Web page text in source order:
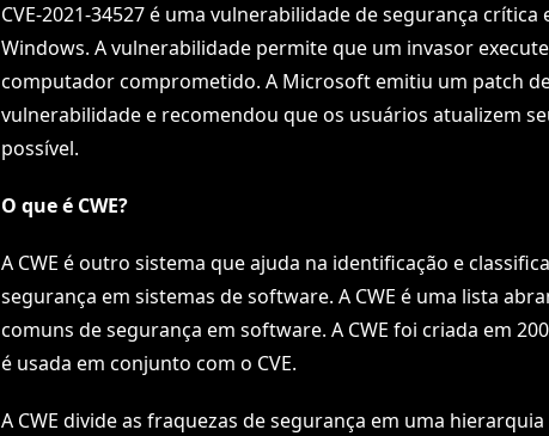
CVE-2021-34527 é uma vulnerabilidade de segurança
Windows. A vulnerabilidade permite que um invasor
computador comprometido. A Microsoft emitiu um patch
vulnerabilidade e recomendou que os usuários atualizem
possível.
O que é CWE?
A CWE é outro sistema que ajuda na identificação e
segurança em sistemas de software. A CWE é uma lista
comuns de segurança em software. A CWE foi criada em
é usada em conjunto com o CVE.
A CWE divide as fraquezas de segurança em uma